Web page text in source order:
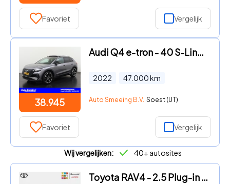
Favoriet Vergelijk
38.945
Audi Q4 e-tron - 40 S-Line Shadow Look 77 kWh | SOH 94% | Panoramadak | Sonos
2022 47.000km
Auto Smeeing B.V. Soest (UT)
Favoriet Vergelijk
Wij vergelijken: 40+ autosites
Toyota RAV4 - 2.5 Plug-in Hybrid AWD Bi-Tone Plus Panoramadak